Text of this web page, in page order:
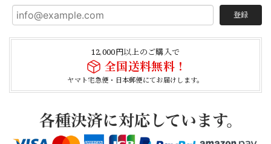
登録
12,000円以上のご購入で
全国送料無料！
ヤマト宅急便・日本郵便にてお届けします。
【USED】Canadian Army IECS Fleece Pants 実物 カナダ軍 フリースパンツ ユーズド
⑥サイズ
2026/04/17
2026/04/02